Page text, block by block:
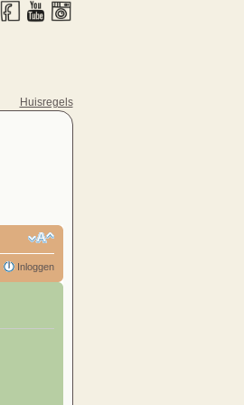
Huisregels
Inloggen